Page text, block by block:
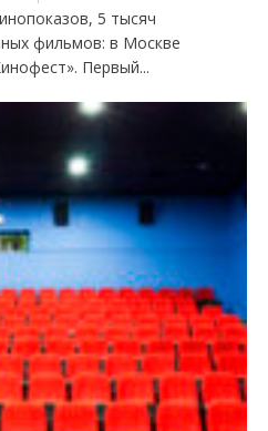
5 тысяч
фильмов: в Москве
Первый...